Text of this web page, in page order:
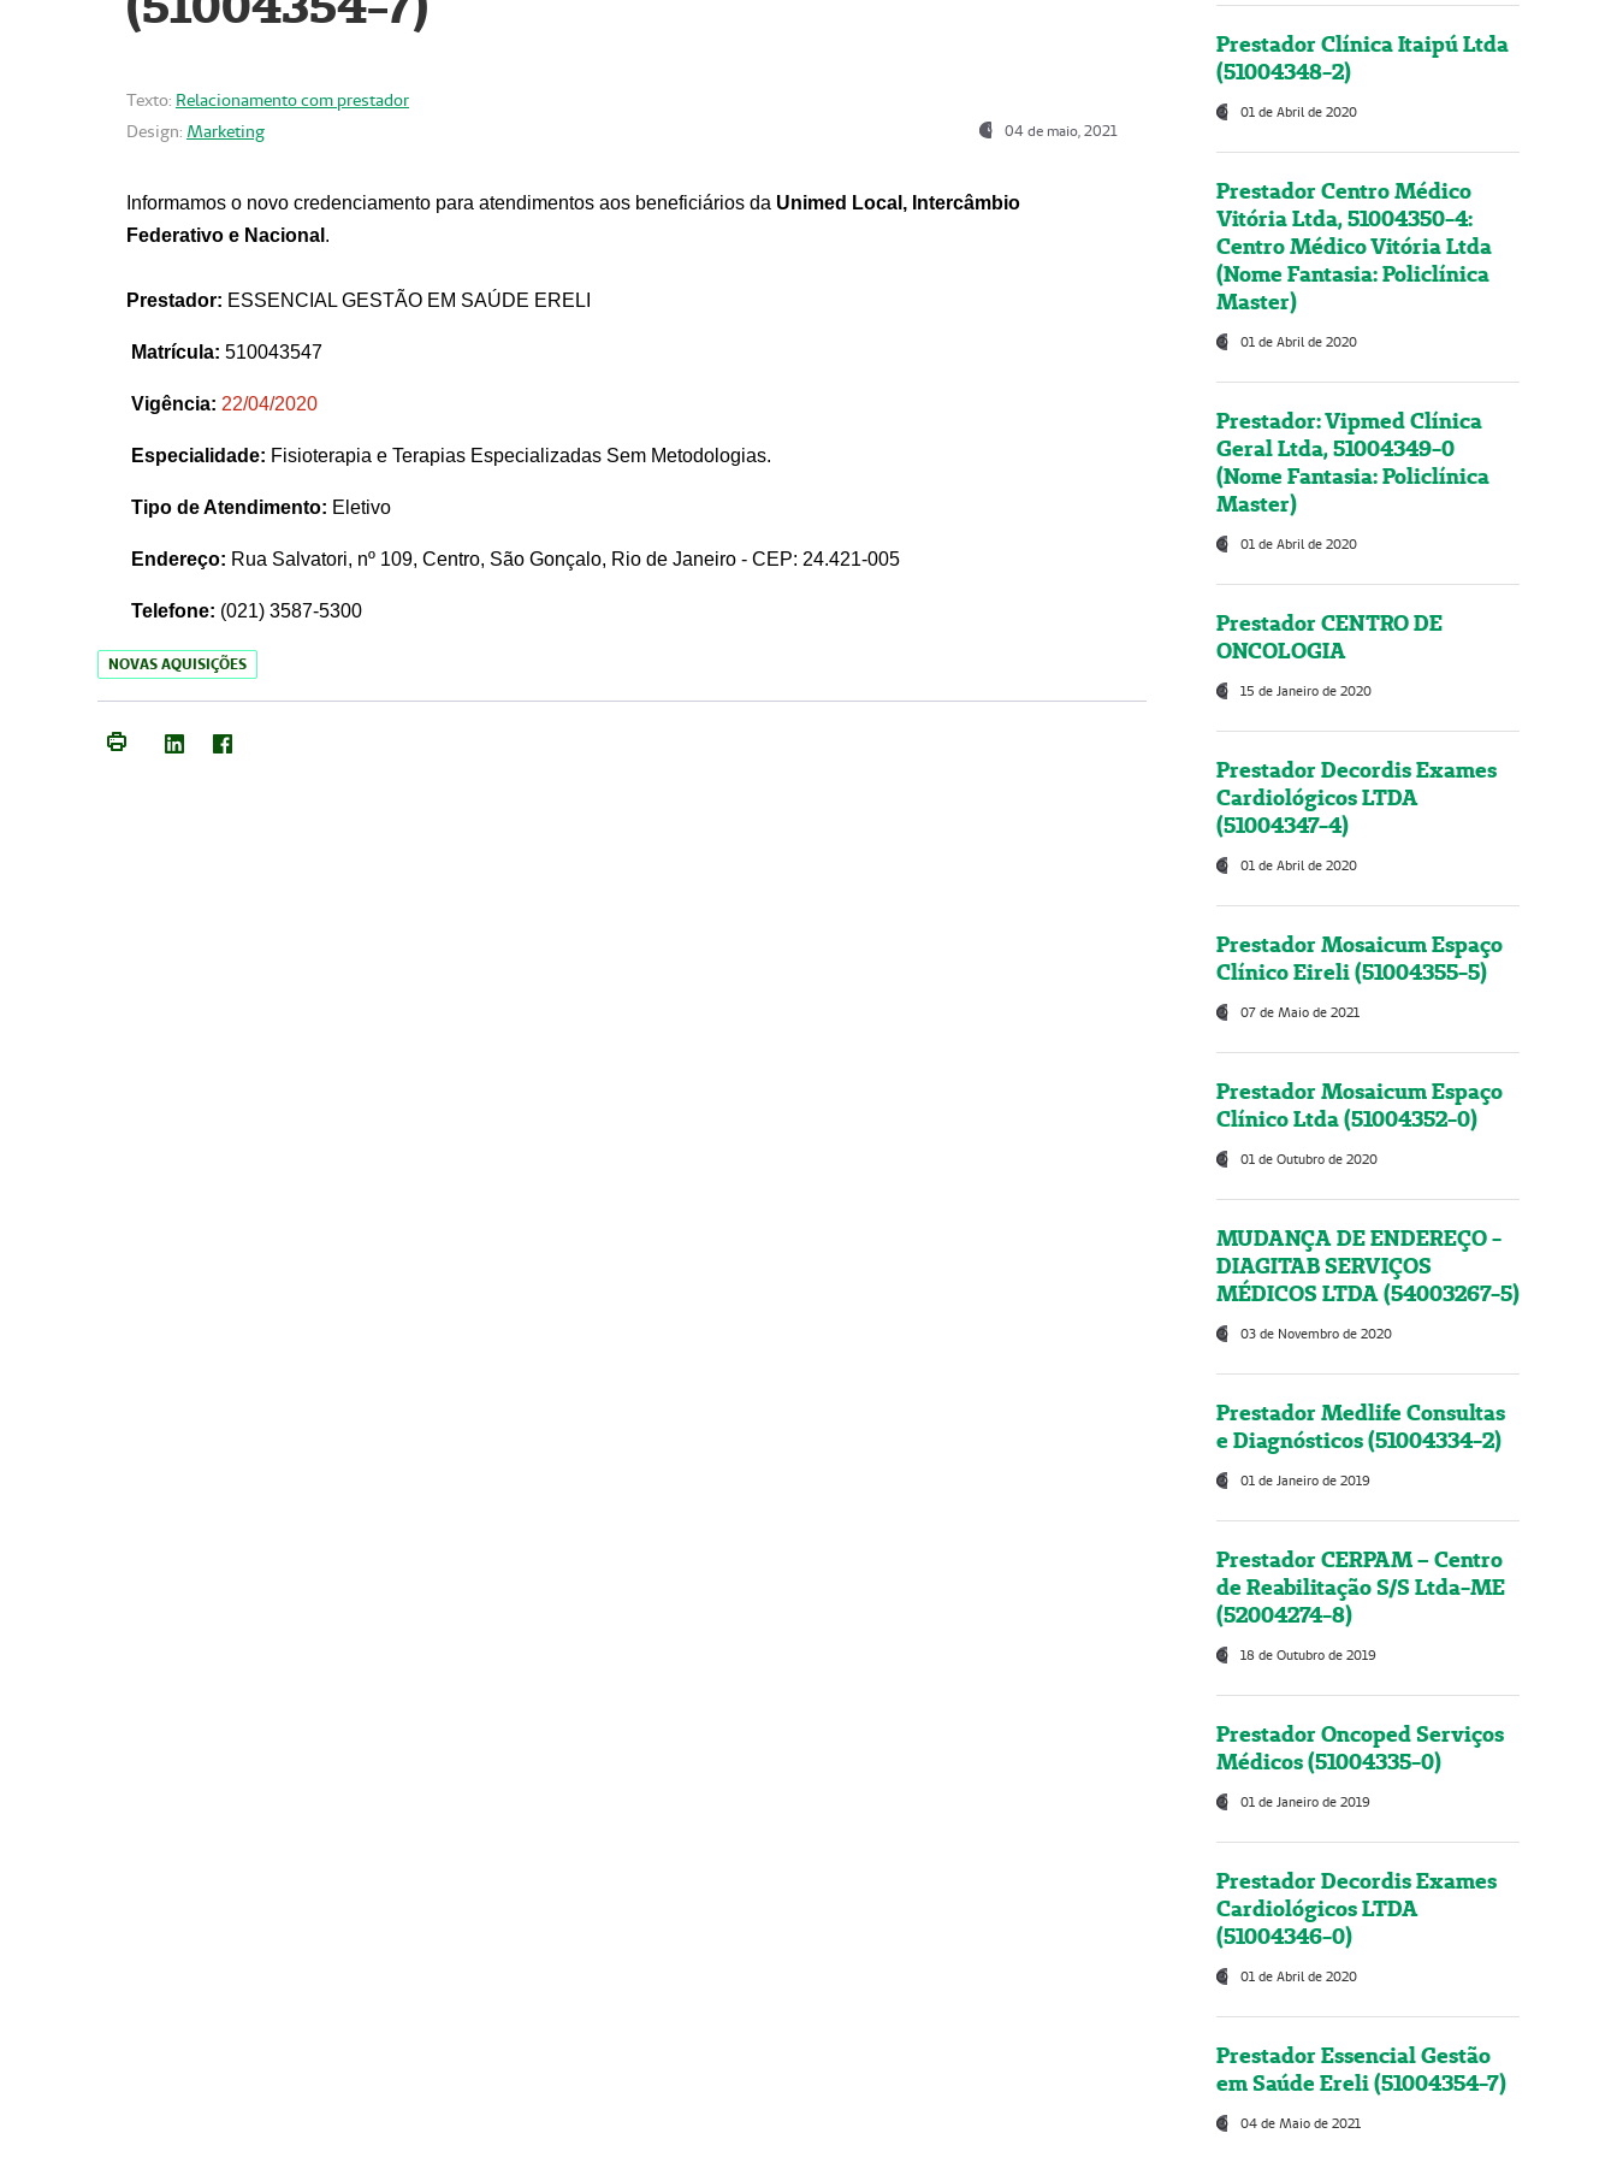
Texto: Relacionamento com prestador
Design: Marketing 04 de maio, 2021
Informamos o novo credenciamento para atendimentos aos beneficiários da Unimed Local, Intercâmbio
Federativo e Nacional .
Prestador: ESSENCIAL GESTÃO EM SAÚDE ERELI
Matrícula: 510043547
Vigência: 22/04/2020
Especialidade: Fisioterapia e Terapias Especializadas Sem Metodologias.
Tipo de Atendimento: Eletivo
Endereço: Rua Salvatori, nº 109, Centro, São Gonçalo, Rio de Janeiro - CEP: 24.421-005
Telefone: (021) 3587-5300
NOVAS AQUISIÇÕES
Prestador Clínica Itaipú Ltda
(51004348-2)
01 de Abril de 2020
Prestador Centro Médico
Vitória Ltda, 51004350-4:
Centro Médico Vitória Ltda
(Nome Fantasia: Policlínica
Master)
01 de Abril de 2020
Prestador: Vipmed Clínica
Geral Ltda, 51004349-0
(Nome Fantasia: Policlínica
Master)
01 de Abril de 2020
Prestador CENTRO DE
ONCOLOGIA
15 de Janeiro de 2020
Prestador Decordis Exames
Cardiológicos LTDA
(51004347-4)
01 de Abril de 2020
Prestador Mosaicum Espaço
Clínico Eireli (51004355-5)
07 de Maio de 2021
Prestador Mosaicum Espaço
Clínico Ltda (51004352-0)
01 de Outubro de 2020
MUDANÇA DE ENDEREÇO -
DIAGITAB SERVIÇOS
MÉDICOS LTDA (54003267-5)
03 de Novembro de 2020
Prestador Medlife Consultas
e Diagnósticos (51004334-2)
01 de Janeiro de 2019
Prestador CERPAM – Centro
de Reabilitação S/S Ltda-ME
(52004274-8)
18 de Outubro de 2019
Prestador Oncoped Serviços
Médicos (51004335-0)
01 de Janeiro de 2019
Prestador Decordis Exames
Cardiológicos LTDA
(51004346-0)
01 de Abril de 2020
Prestador Essencial Gestão
em Saúde Ereli (51004354-7)
04 de Maio de 2021